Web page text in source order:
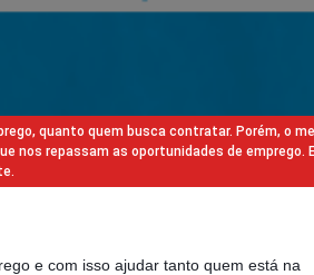
quanto quem busca contratar. Porém, o
nos repassam as oportunidades de emprego.
e com isso ajudar tanto quem está na